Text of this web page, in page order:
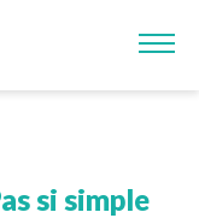
principal
si simple